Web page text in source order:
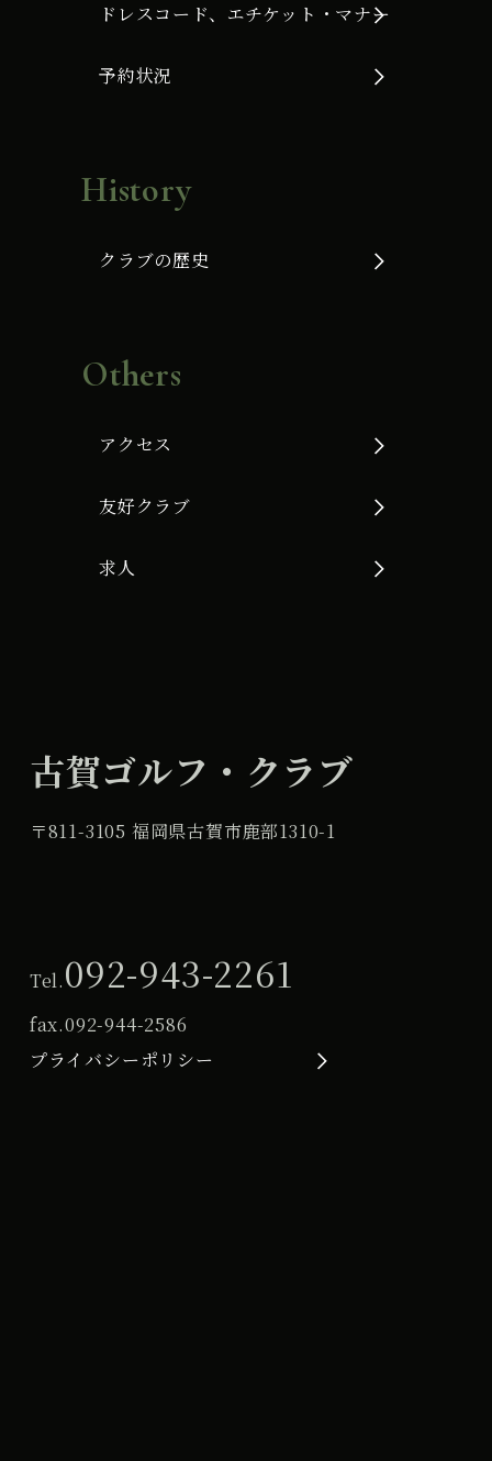
ドレスコード、エチケット・マナー
予約状況
History
クラブの歴史
Others
アクセス
友好クラブ
求人
古賀ゴルフ・クラブ
〒811-3105 福岡県古賀市鹿部1310-1
Tel.092-943-2261
fax.092-944-2586
プライバシーポリシー